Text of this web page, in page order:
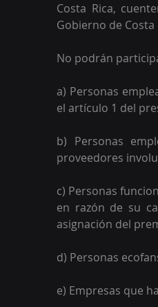
Costa Rica,
Gobierno de Costa
No podrán
a) Personas
el artículo 1 del
b) Personas
proveedores
c) Personas
en razón de su
asignación del
d) Personas
e) Empresas que